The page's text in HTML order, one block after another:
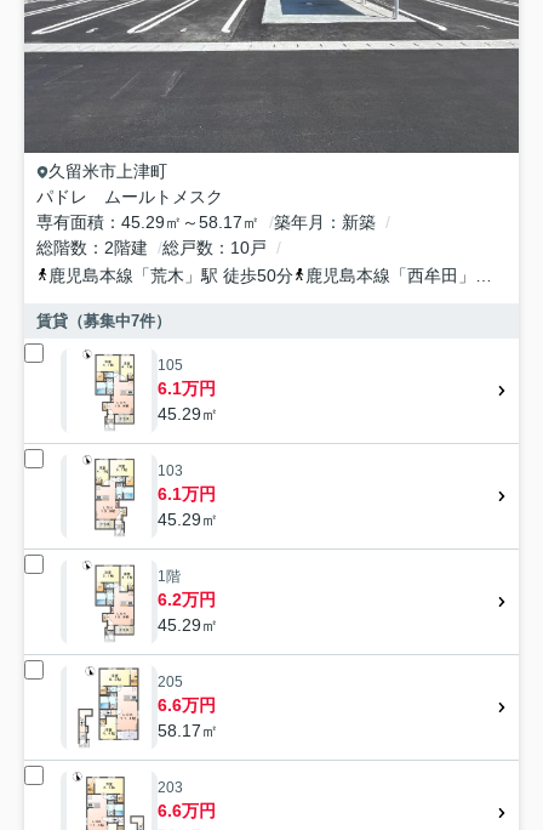
久留米市上津町
パドレ ムールトメスク
専有面積
45.29㎡～58.17㎡ 築年月
新築
総階数
2階建 総戸数
10戸
鹿児島本線 「荒木 」駅 徒歩50分 鹿児島本線 「西牟田 」駅 徒歩69分
賃貸（募集中7件）
105
6.1万円
45.29㎡
103
6.1万円
45.29㎡
1階
6.2万円
45.29㎡
205
6.6万円
58.17㎡
203
6.6万円